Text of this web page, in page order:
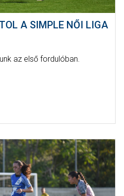
A SIMPLE NŐI LIGA
az első fordulóban.